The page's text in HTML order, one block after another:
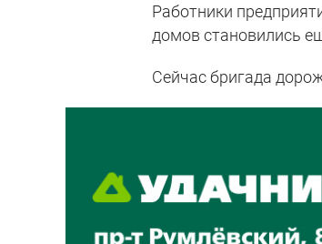
Работники
домов становились
Сейчас бригада